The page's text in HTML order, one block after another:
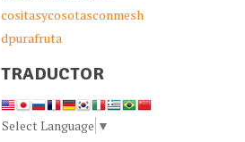
cositasycosotasconmesh
dpurafruta
TRADUCTOR
Select Language ▼